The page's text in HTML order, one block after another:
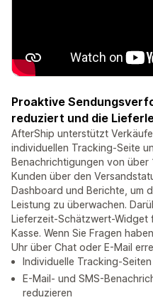
Proaktive
reduziert und die
AfterShip unterstützt
individuellen Tracking-Seite
Benachrichtigungen von über
Kunden über den
Dashboard und Berichte, um
Leistung zu überwachen.
Lieferzeit-Schätzwert-
Kasse. Wenn Sie Fragen
Uhr über Chat oder E-Mail
Individuelle Tracking-
E-Mail- und SMS-
reduzieren